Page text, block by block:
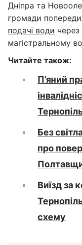
Дніпра та
громади
подачі води
магістральному
Читайте також:
П’яний
Без
про
Виїзд за
схему